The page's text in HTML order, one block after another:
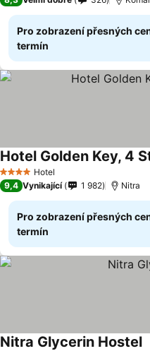
Pro zobrazení přesných
termín
4 Počet hvězdiček
Hotel
Hotel Golden Key, 4
9,4 Vynikající 1 982 Nitra
Pro zobrazení přesných
termín
Nitra Glycerin Hostel